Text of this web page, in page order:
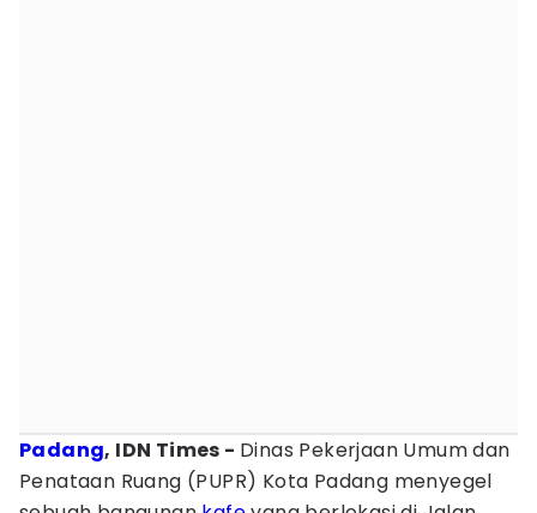
Padang, IDN Times - Dinas Pekerjaan Umum dan
Penataan Ruang (PUPR) Kota Padang menyegel